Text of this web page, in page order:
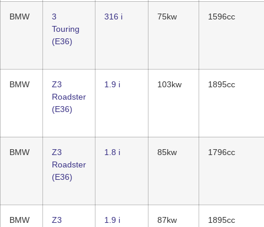
BMW
3
Touring
(E36)
316 i 75kw 1596cc
BMW
Z3
Roadster
(E36)
1.9 i 103kw 1895cc
BMW
Z3
Roadster
(E36)
1.8 i 85kw 1796cc
BMW
Z3
1.9 i 87kw 1895cc